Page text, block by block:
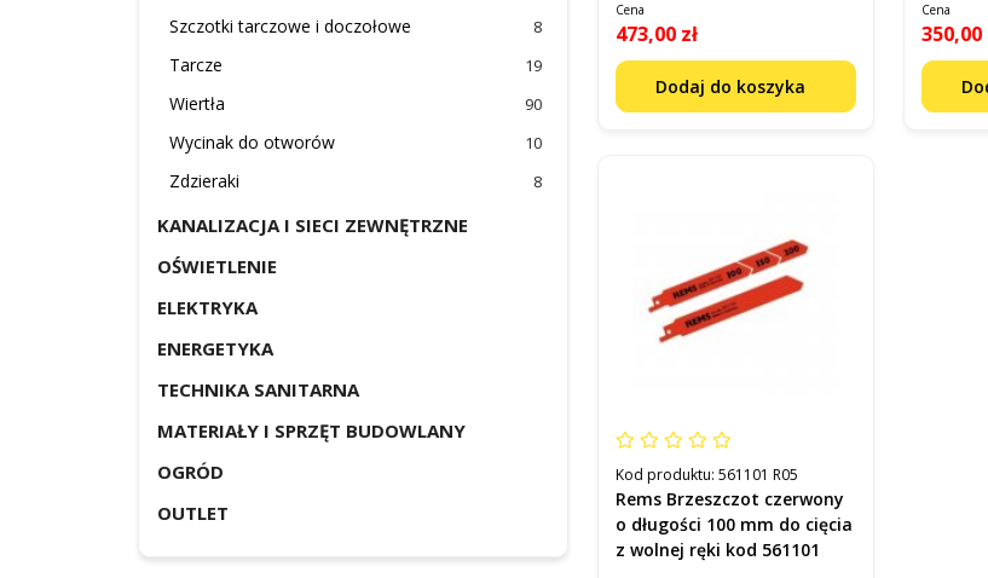
Szczotki tarczowe i doczołowe 8
Tarcze 19
Wiertła 90
Wycinak do otworów 10
Zdzieraki 8
KANALIZACJA I SIECI ZEWNĘTRZNE
OŚWIETLENIE
ELEKTRYKA
ENERGETYKA
TECHNIKA SANITARNA
MATERIAŁY I SPRZĘT BUDOWLANY
OGRÓD
OUTLET
561003
Cena
473,00 zł
Dodaj do koszyka
561005
Cena
350,00
Kod produktu: 561101 R05
Rems Brzeszczot czerwony
o długości 100 mm do cięcia
z wolnej ręki kod 561101